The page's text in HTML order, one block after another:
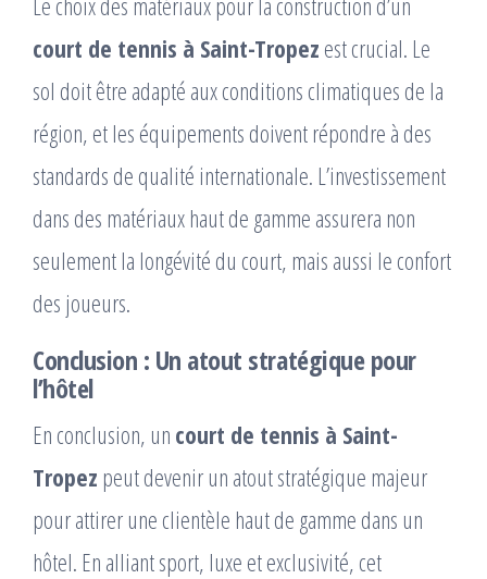
court de tennis à Saint-Tropez est crucial. Le
sol doit être adapté aux conditions climatiques de la
région, et les équipements doivent répondre à des
standards de qualité internationale. L’investissement
dans des matériaux haut de gamme assurera non
seulement la longévité du court, mais aussi le confort
des joueurs.
Conclusion : Un atout stratégique pour
l’hôtel
En conclusion, un court de tennis à Saint-
Tropez peut devenir un atout stratégique majeur
pour attirer une clientèle haut de gamme dans un
hôtel. En alliant sport, luxe et exclusivité, cet